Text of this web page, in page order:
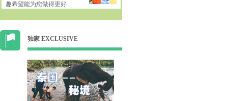
趣希望能为您做得更好
独家 EXCLUSIVE